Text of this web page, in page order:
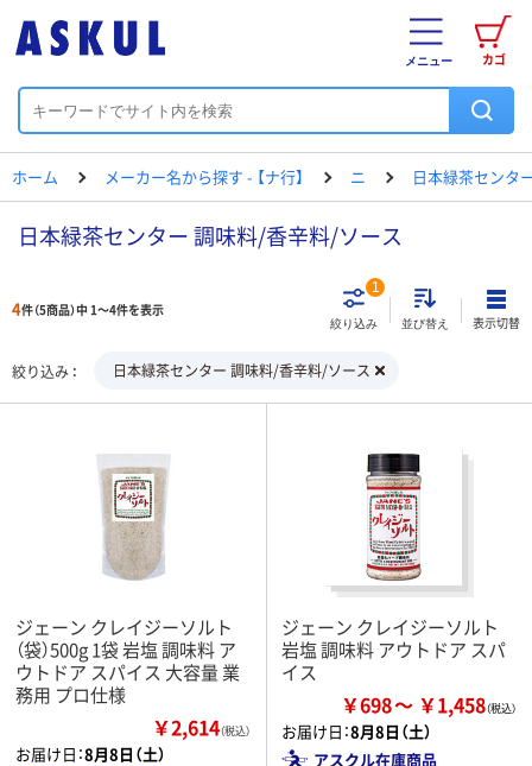
カゴ
メニュー
ホーム メーカー名から探す - 【ナ行】 ニ 日本緑茶センタ
日本緑茶センター 調味料/香辛料/ソース
4件（5商品）中 1～4件を表示
絞り込み
1
並び替え 表示切替
絞り込み 日本緑茶センター 調味料/香辛料/ソース
ジェーン クレイジーソルト
（袋）500g 1袋 岩塩 調味料 ア
ウトドア スパイス 大容量 業
務用 プロ仕様
￥2,614（税込）
お届け日：8月8日（土）
ジェーン クレイジーソルト
岩塩 調味料 アウトドア スパ
イス
￥698 ￥1,458
お届け日：8月8日（土）
アスクル在庫商品